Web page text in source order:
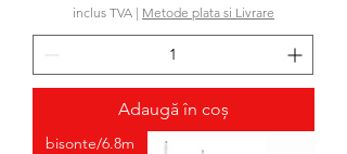
inclus TVA | Metode plata si Livrare
Adaugă în coș
bisonte/6.8m